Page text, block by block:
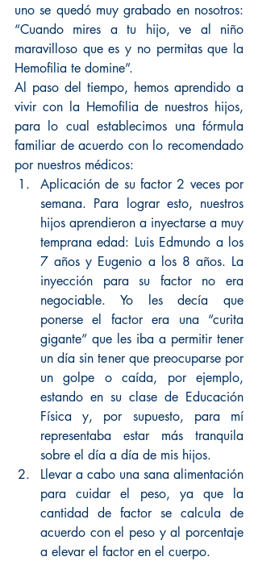
uno se quedó muy grabado en nosotros:
“Cuando mires a tu hijo, ve al niño
maravilloso que es y no permitas que la
Hemofilia te domine”.
Al paso del tiempo, hemos aprendido a
vivir con la Hemofilia de nuestros hijos,
para lo cual establecimos una fórmula
familiar de acuerdo con lo recomendado
por nuestros médicos:
Aplicación de su factor 2 veces por
semana. Para lograr esto, nuestros
hijos aprendieron a inyectarse a muy
temprana edad: Luis Edmundo a los
7 años y Eugenio a los 8 años. La
inyección para su factor no era
negociable. Yo les decía que
ponerse el factor era una “curita
gigante” que les iba a permitir tener
un día sin tener que preocuparse por
un golpe o caída, por ejemplo,
estando en su clase de Educación
Física y, por supuesto, para mí
representaba estar más tranquila
sobre el día a día de mis hijos.
Llevar a cabo una sana alimentación
para cuidar el peso, ya que la
cantidad de factor se calcula de
acuerdo con el peso y al porcentaje
a elevar el factor en el cuerpo.